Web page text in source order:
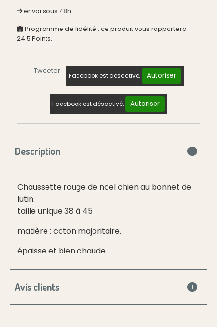
envoi sous 48h
Programme de fidélité : ce produit vous rapportera
24.5 Points.
Tweeter
Facebook est désactivé. Autoriser
Facebook est désactivé. Autoriser
Description
Chaussette rouge de noel chien au bonnet de
lutin.
taille unique 38 à 45
matière : coton majoritaire.
épaisse et bien chaude.
Avis clients